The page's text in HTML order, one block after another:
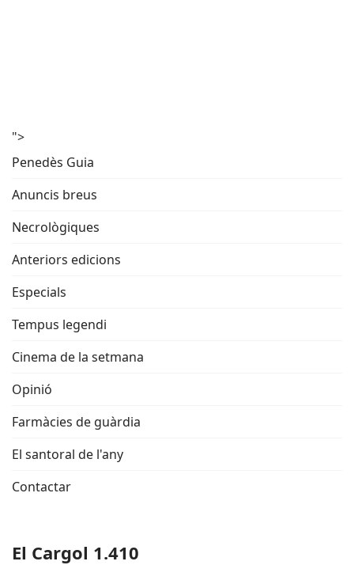
">
Penedès Guia
Anuncis breus
Necrològiques
Anteriors edicions
Especials
Tempus legendi
Cinema de la setmana
Opinió
Farmàcies de guàrdia
El santoral de l'any
Contactar
El Cargol 1.410